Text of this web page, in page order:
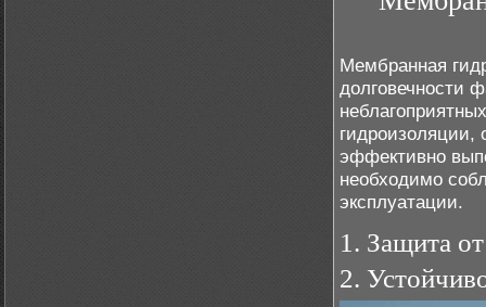
Мембранная
долговечности
гидроизоляции,
эффективно
необходимо
эксплуатации.
1. Защита
2.